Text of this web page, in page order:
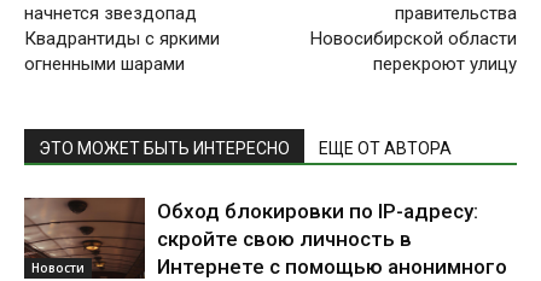
начнется звездопад
Квадрантиды с яркими
огненными шарами
правительства
Новосибирской области
перекроют улицу
ЭТО МОЖЕТ БЫТЬ ИНТЕРЕСНО ЕЩЕ ОТ АВТОРА
Новости
Обход блокировки по IP-адресу:
скройте свою личность в
Интернете с помощью анонимного